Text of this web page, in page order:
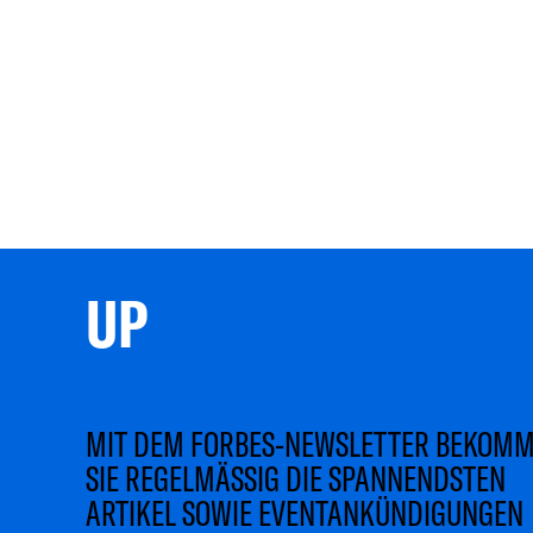
UP
MIT DEM FORBES-NEWSLETTER
SIE REGELMÄSSIG DIE SPANNENDSTEN
ARTIKEL SOWIE EVENTANKÜNDIGUNGEN